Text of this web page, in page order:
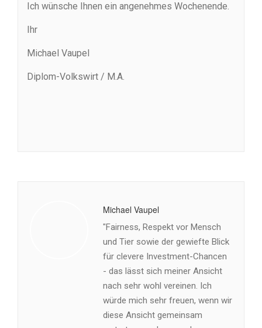
Ich wünsche Ihnen ein angenehmes Wochenende.
Ihr
Michael Vaupel
Diplom-Volkswirt / M.A.
Michael Vaupel
"Fairness, Respekt vor Mensch
und Tier sowie der gewiefte Blick
für clevere Investment-Chancen
- das lässt sich meiner Ansicht
nach sehr wohl vereinen. Ich
würde mich sehr freuen, wenn wir
diese Ansicht gemeinsam